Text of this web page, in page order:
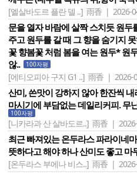
[엘살바도르 플란 델 ..] 雨香 | 2026-
문을 열자 바람에 살짝 스치듯 원
주고 원두를 갈 때 그 향을 숨기지
꽃 향봄꽃 처럼 봄을 여는 원두* 원
않..
100자평
[에티오피아 구지 G1 ..] 雨香 | 2026-
산미, 쓴맛이 강하지 않아 한잔씩
마시기에 부담없는 데일리커피. 무
100자평
[니카라과 산 살바도르..] 雨香 |
최근 빠져있는 온두라스 파라이네
뜻하다고 해야 하나 산미도 좋고 마
[온두라스 부에나 비스..] 雨香 |